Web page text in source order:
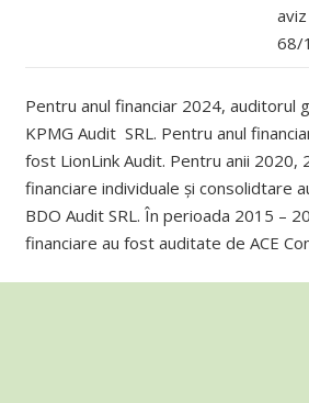
68/
Pentru anul financiar 2024, auditorul
KPMG Audit SRL. Pentru anul
fost LionLink Audit. Pentru anii 2020,
financiare individuale și consolidtare
BDO Audit SRL. În perioada 2015 –
financiare au fost auditate de ACE